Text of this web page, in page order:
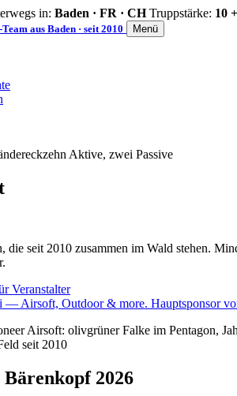
in: Baden · FR · CH Truppstärke: 10
aus Baden · seit 2010 Menü
zehn Aktive, zwei Passive
die seit 2010 zusammen im Wald stehen.
Veranstalter
seit 2010
Bärenkopf 2026